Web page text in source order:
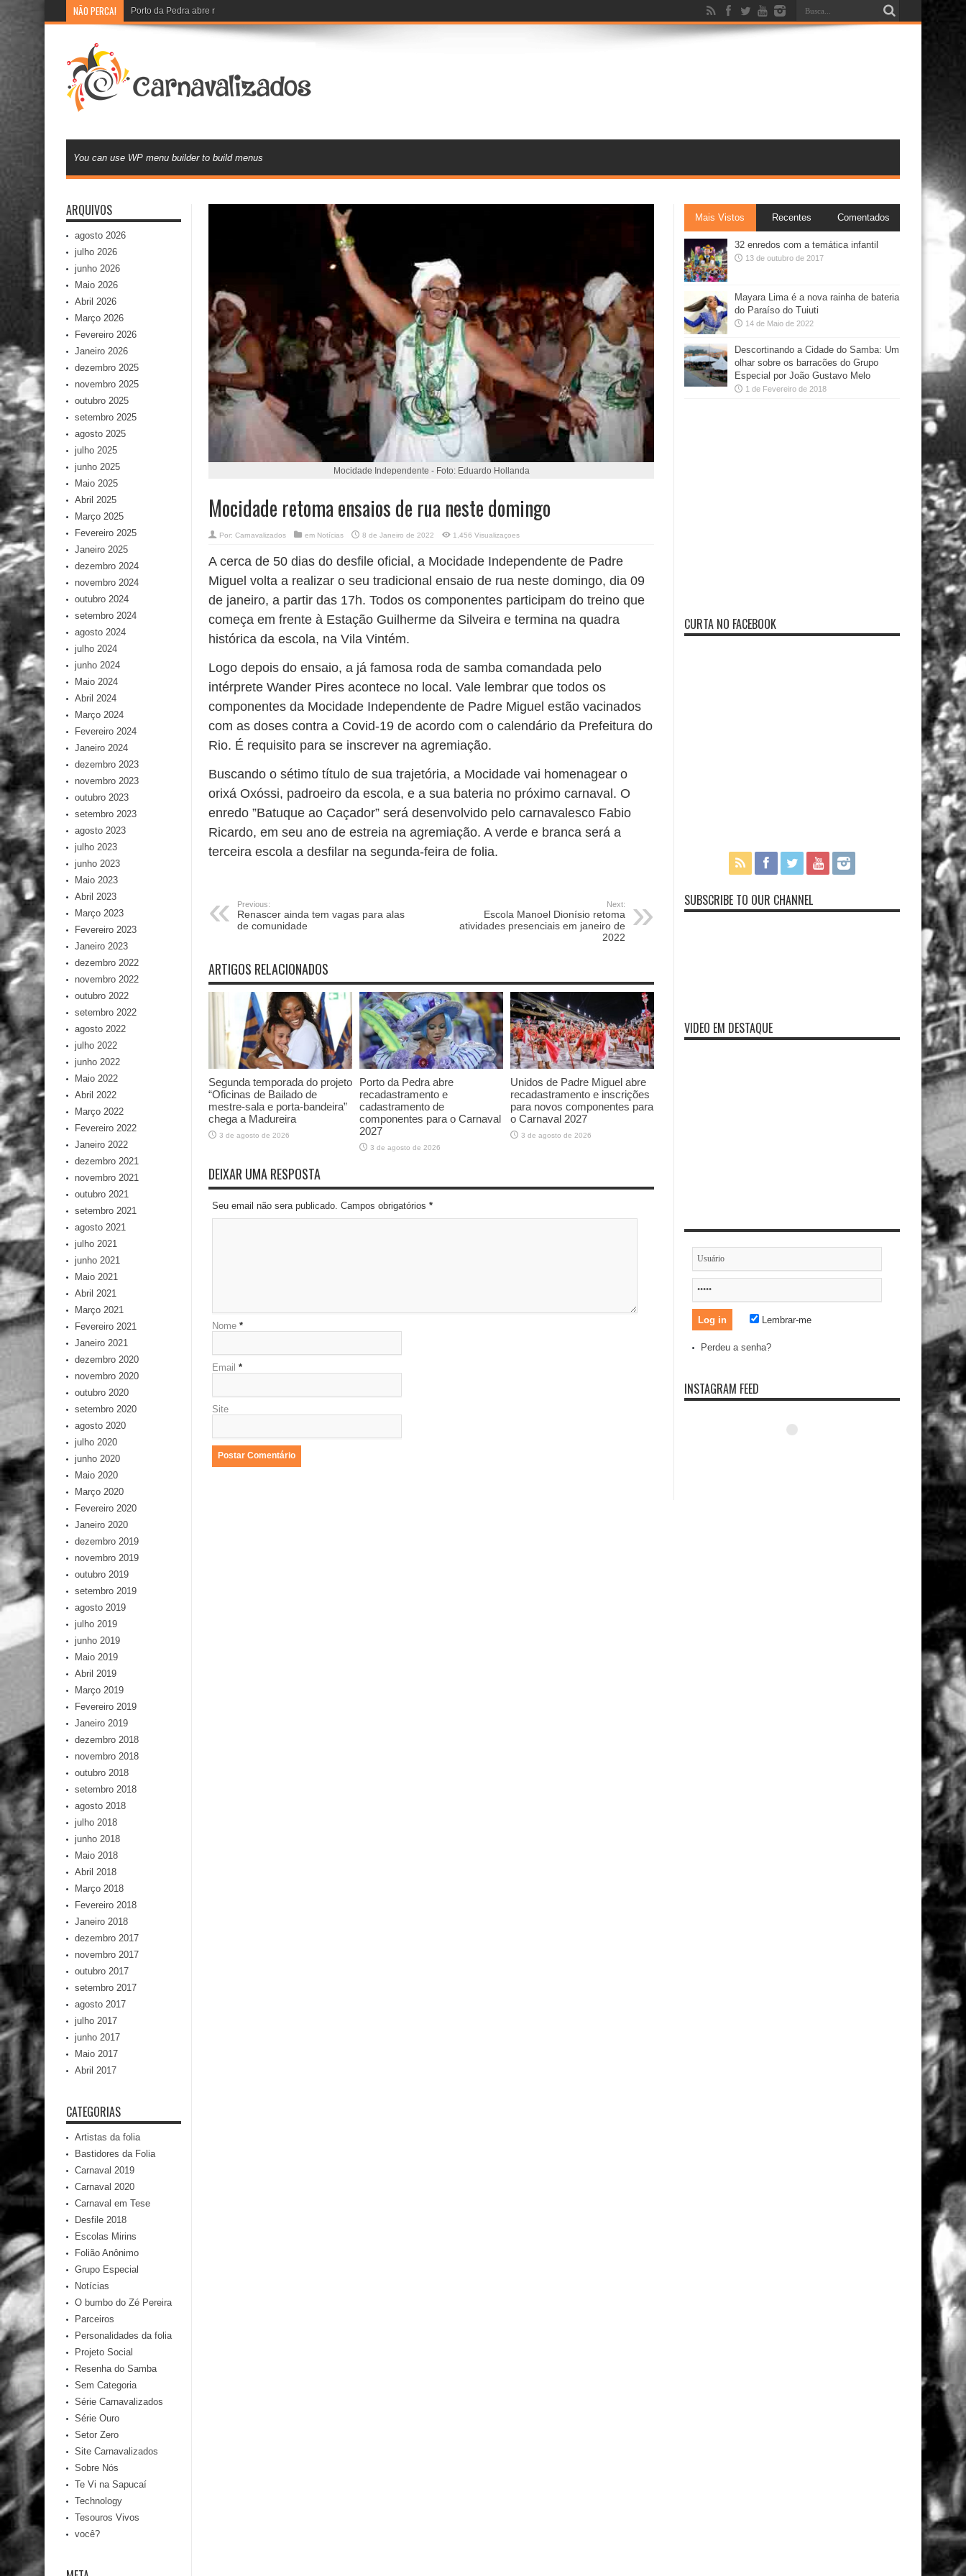
NÃO PERCA! Porto da Pedra abre recadastramento e cadastramento de compo
You can use WP menu builder to build menus
Mocidade Independente - Foto: Eduardo Hollanda
Mocidade retoma ensaios de rua neste domingo
Por: Carnavalizados em Notícias 8 de Janeiro de 2022 1,456 Visualizaçoes
A cerca de 50 dias do desfile oficial, a Mocidade Independente de Padre
Miguel volta a realizar o seu tradicional ensaio de rua neste domingo, dia 09
de janeiro, a partir das 17h. Todos os componentes participam do treino que
começa em frente à Estação Guilherme da Silveira e termina na quadra
histórica da escola, na Vila Vintém.
Logo depois do ensaio, a já famosa roda de samba comandada pelo
intérprete Wander Pires acontece no local. Vale lembrar que todos os
componentes da Mocidade Independente de Padre Miguel estão vacinados
com as doses contra a Covid-19 de acordo com o calendário da Prefeitura do
Rio. É requisito para se inscrever na agremiação.
Buscando o sétimo título de sua trajetória, a Mocidade vai homenagear o
orixá Oxóssi, padroeiro da escola, e a sua bateria no próximo carnaval. O
enredo ”Batuque ao Caçador” será desenvolvido pelo carnavalesco Fabio
Ricardo, em seu ano de estreia na agremiação. A verde e branca será a
terceira escola a desfilar na segunda-feira de folia.
Previous:
Renascer ainda tem vagas para alas
de comunidade
Next:
Escola Manoel Dionísio retoma
atividades presenciais em janeiro de
2022
ARTIGOS RELACIONADOS
Segunda temporada do projeto
“Oficinas de Bailado de
mestre-sala e porta-bandeira”
chega a Madureira
3 de agosto de 2026
Porto da Pedra abre
recadastramento e
cadastramento de
componentes para o Carnaval
2027
3 de agosto de 2026
Unidos de Padre Miguel abre
recadastramento e inscrições
para novos componentes para
o Carnaval 2027
3 de agosto de 2026
DEIXAR UMA RESPOSTA
Seu email não sera publicado. Campos obrigatórios *
Nome *
Email *
Site
ARQUIVOS
agosto 2026
julho 2026
junho 2026
Maio 2026
Abril 2026
Março 2026
Fevereiro 2026
Janeiro 2026
dezembro 2025
novembro 2025
outubro 2025
setembro 2025
agosto 2025
julho 2025
junho 2025
Maio 2025
Abril 2025
Março 2025
Fevereiro 2025
Janeiro 2025
dezembro 2024
novembro 2024
outubro 2024
setembro 2024
agosto 2024
julho 2024
junho 2024
Maio 2024
Abril 2024
Março 2024
Fevereiro 2024
Janeiro 2024
dezembro 2023
novembro 2023
outubro 2023
setembro 2023
agosto 2023
julho 2023
junho 2023
Maio 2023
Abril 2023
Março 2023
Fevereiro 2023
Janeiro 2023
dezembro 2022
novembro 2022
outubro 2022
setembro 2022
agosto 2022
julho 2022
junho 2022
Maio 2022
Abril 2022
Março 2022
Fevereiro 2022
Janeiro 2022
dezembro 2021
novembro 2021
outubro 2021
setembro 2021
agosto 2021
julho 2021
junho 2021
Maio 2021
Abril 2021
Março 2021
Fevereiro 2021
Janeiro 2021
dezembro 2020
novembro 2020
outubro 2020
setembro 2020
agosto 2020
julho 2020
junho 2020
Maio 2020
Março 2020
Fevereiro 2020
Janeiro 2020
dezembro 2019
novembro 2019
outubro 2019
setembro 2019
agosto 2019
julho 2019
junho 2019
Maio 2019
Abril 2019
Março 2019
Fevereiro 2019
Janeiro 2019
dezembro 2018
novembro 2018
outubro 2018
setembro 2018
agosto 2018
julho 2018
junho 2018
Maio 2018
Abril 2018
Março 2018
Fevereiro 2018
Janeiro 2018
dezembro 2017
novembro 2017
outubro 2017
setembro 2017
agosto 2017
julho 2017
junho 2017
Maio 2017
Abril 2017
CATEGORIAS
Artistas da folia
Bastidores da Folia
Carnaval 2019
Carnaval 2020
Carnaval em Tese
Desfile 2018
Escolas Mirins
Folião Anônimo
Grupo Especial
Notícias
O bumbo do Zé Pereira
Parceiros
Personalidades da folia
Projeto Social
Resenha do Samba
Sem Categoria
Série Carnavalizados
Série Ouro
Setor Zero
Site Carnavalizados
Sobre Nós
Te Vi na Sapucaí
Technology
Tesouros Vivos
você?
Mais Vistos Recentes Comentados
32 enredos com a temática infantil
13 de outubro de 2017
Mayara Lima é a nova rainha de bateria
do Paraíso do Tuiuti
14 de Maio de 2022
Descortinando a Cidade do Samba: Um
olhar sobre os barracões do Grupo
Especial por João Gustavo Melo
1 de Fevereiro de 2018
CURTA NO FACEBOOK
SUBSCRIBE TO OUR CHANNEL
VIDEO EM DESTAQUE
Lembrar-me
Perdeu a senha?
INSTAGRAM FEED